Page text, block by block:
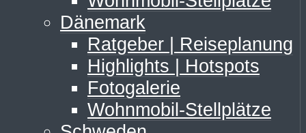
Dänemark
Ratgeber | Reiseplanung
Highlights | Hotspots
Fotogalerie
Wohnmobil-Stellplätze